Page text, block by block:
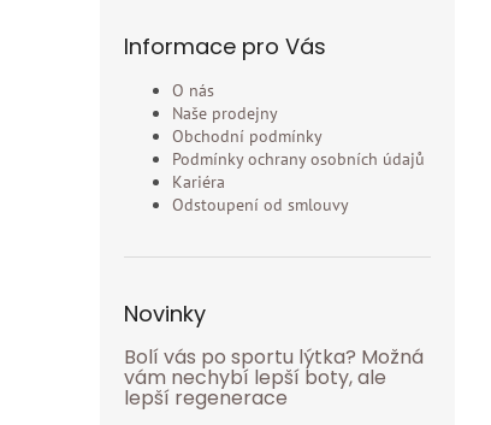
Informace pro Vás
O nás
Naše prodejny
Obchodní podmínky
Podmínky ochrany osobních údajů
Kariéra
Odstoupení od smlouvy
Novinky
Bolí vás po sportu lýtka? Možná
vám nechybí lepší boty, ale
lepší regenerace